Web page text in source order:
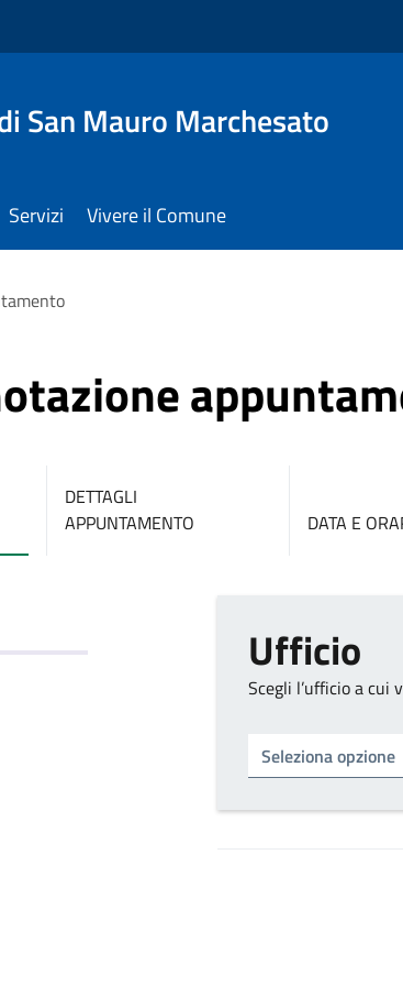
San Mauro Marchesato
Servizi Vivere il Comune
DETTAGLI
APPUNTAMENTO
DATA E
Ufficio
Scegli l’ufficio a cui